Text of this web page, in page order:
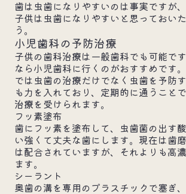
歯は虫歯になりやすいのは事実ですが
子供は虫歯になりやすいと思っておい
う。
小児歯科の予防治療
子供の歯科治療は一般歯科でも可能で
なら小児歯科に行くのがおすすめです
では虫歯の治療だけでなく虫歯を予防
も力を入れており、定期的に通うこと
治療を受けられます。
フッ素塗布
歯にフッ素を塗布して、虫歯菌の出す
い強くて丈夫な歯にします。現在は歯
は配合されていますが、それよりも高
ます。
シーラント
奥歯の溝を専用のプラスチックで塞ぎ